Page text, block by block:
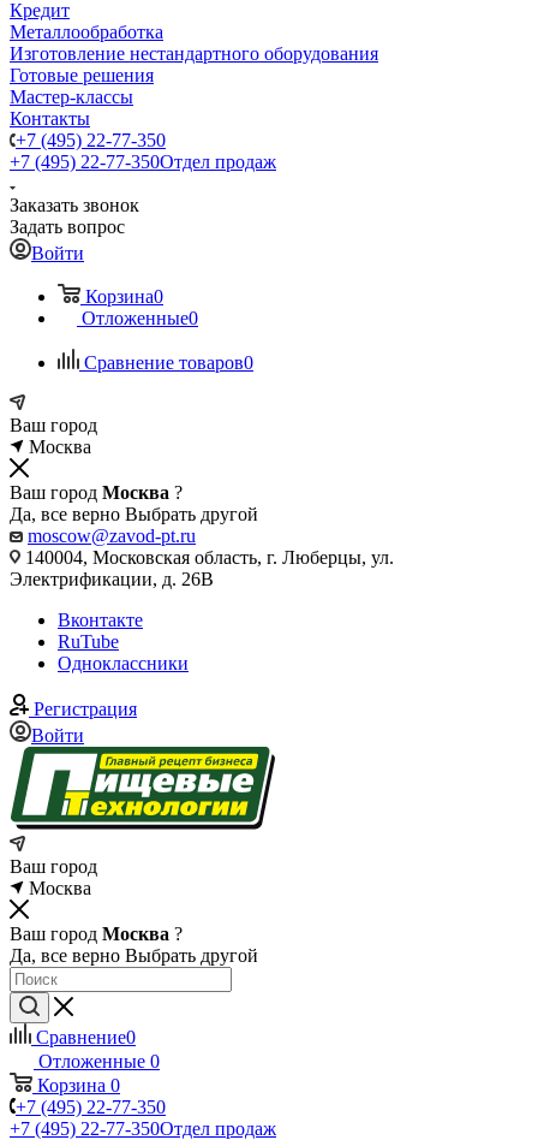
Кредит
Металлообработка
Изготовление нестандартного оборудования
Готовые решения
Мастер-классы
Контакты
+7 (495) 22-77-350
+7 (495) 22-77-350Отдел продаж
Заказать звонок
Задать вопрос
Войти
Корзина0
Отложенные0
Сравнение товаров0
Ваш город
Москва
Ваш город Москва ?
Да, все верно Выбрать другой
moscow@zavod-pt.ru
140004, Московская область, г. Люберцы, ул.
Электрификации, д. 26В
Вконтакте
RuTube
Одноклассники
Регистрация
Войти
Ваш город
Москва
Ваш город Москва ?
Да, все верно Выбрать другой
Сравнение0
Отложенные 0
Корзина 0
+7 (495) 22-77-350
+7 (495) 22-77-350Отдел продаж